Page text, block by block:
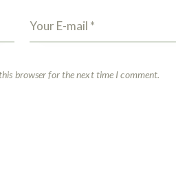
browser for the next time I comment.